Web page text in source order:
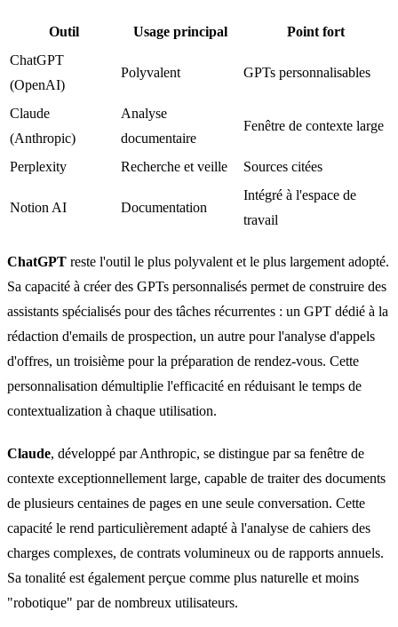
Outil Usage principal
Point fort
ChatGPT
(OpenAI)
Polyvalent GPTs personnalisables
Claude
(Anthropic)
Analyse
documentaire
Fenêtre de contexte large
Perplexity Recherche et veille Sources citées
Notion AI Documentation
Intégré à l'espace de
travail
ChatGPT reste l'outil le plus polyvalent et le plus largement adopté.
Sa capacité à créer des GPTs personnalisés permet de construire des
assistants spécialisés pour des tâches récurrentes : un GPT dédié à la
rédaction d'emails de prospection, un autre pour l'analyse d'appels
d'offres, un troisième pour la préparation de rendez-vous. Cette
personnalisation démultiplie l'efficacité en réduisant le temps de
contextualization à chaque utilisation.
Claude, développé par Anthropic, se distingue par sa fenêtre de
contexte exceptionnellement large, capable de traiter des documents
de plusieurs centaines de pages en une seule conversation. Cette
capacité le rend particulièrement adapté à l'analyse de cahiers des
charges complexes, de contrats volumineux ou de rapports annuels.
Sa tonalité est également perçue comme plus naturelle et moins
"robotique" par de nombreux utilisateurs.